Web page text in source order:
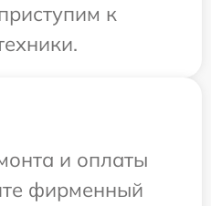
к
и оплаты
фирменный